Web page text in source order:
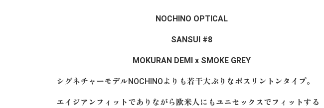
NOCHINO OPTICAL
SANSUI #8
MOKURAN DEMI x SMOKE GREY
シグネチャーモデルNOCHINOよりも若干大ぶりなボスリントンタイプ。
エイジアンフィットでありながら欧米人にもユニセックスでフィットする